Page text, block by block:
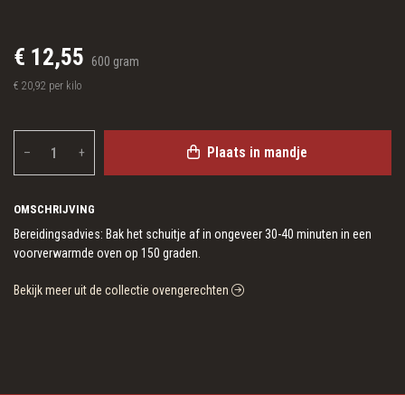
OMSCHRIJVING
Bereidingsadvies: Bak het schuitje af in ongeveer 30-40 minuten in een
voorverwarmde oven op 150 graden.
€ 12,55 600 gram
€ 20,92 per kilo
– + Plaats in mandje
Bekijk meer uit de collectie ovengerechten